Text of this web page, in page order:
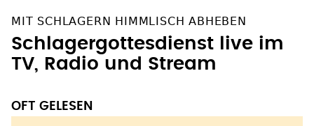
MIT SCHLAGERN HIMMLISCH ABHEBEN
Schlagergottesdienst live im
TV, Radio und Stream
OFT GELESEN